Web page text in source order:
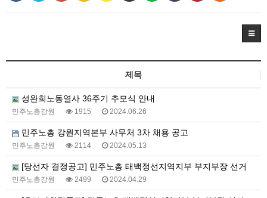
제목
성완희노동열사 36주기 추모식 안내
민주노총강원 1915 2024.06.26
민주노총 강원지역본부 사무처 3차 채용 공고
민주노총강원 2114 2024.05.13
[당선자 결정공고] 민주노총 태백정선지역지부 부지부장 선거
민주노총강원 2499 2024.04.29